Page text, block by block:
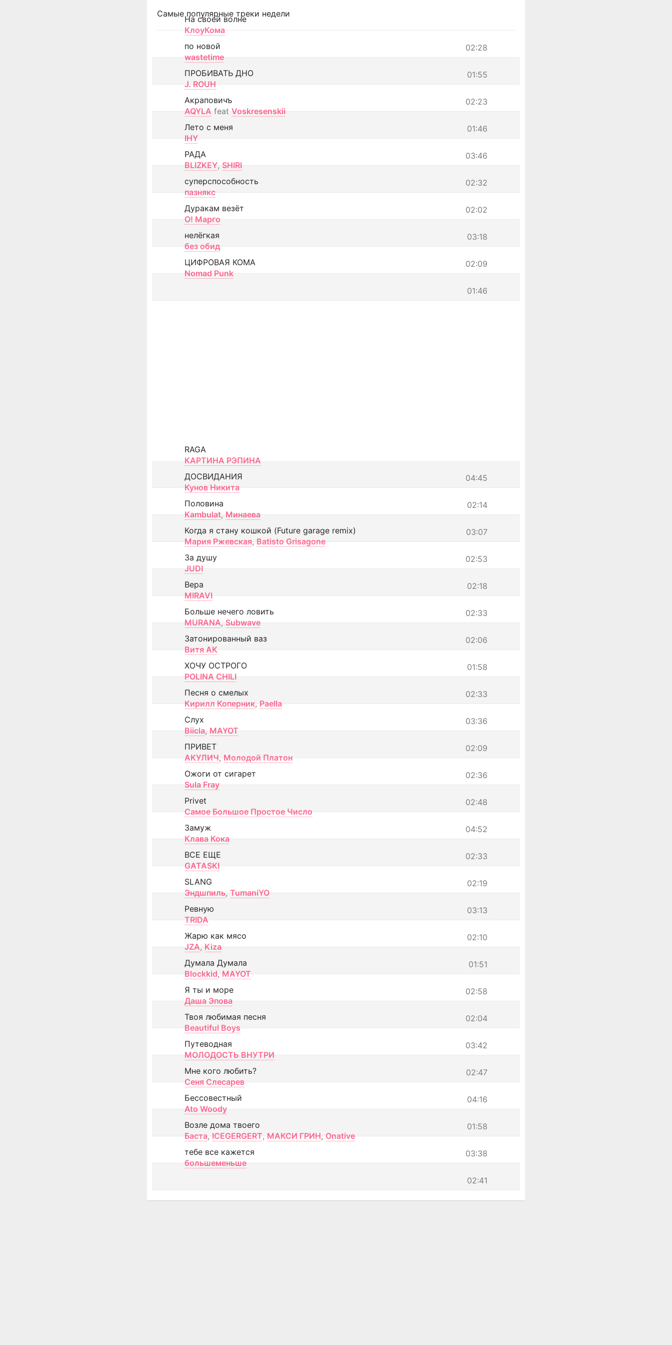
Самые популярные треки недели
На своей волне
КлоуКома
02:28
по новой
wastetime
01:55
ПРОБИВАТЬ ДНО
J. ROUH
02:23
Акраповичъ
AQYLA feat Voskresenskii
01:46
Лето с меня
IHY
03:46
РАДА
BLIZKEY, SHIRI
02:32
суперспособность
пазнякс
02:02
Дуракам везёт
О! Марго
03:18
нелёгкая
без обид
02:09
ЦИФРОВАЯ КОМА
Nomad Punk
01:46
RAGA
КАРТИНА РЭПИНА
04:45
ДОСВИДАНИЯ
Кунов Никита
02:14
Половина
Kambulat, Минаева
03:07
Когда я стану кошкой (Future garage remix)
Мария Ржевская, Batisto Grisagone
02:53
За душу
JUDI
02:18
Вера
MIRAVI
02:33
Больше нечего ловить
MURANA, Subwave
02:06
Затонированный ваз
Витя АК
01:58
ХОЧУ ОСТРОГО
POLINA CHILI
02:33
Песня о смелых
Кирилл Коперник, Paella
03:36
Слух
Biicla, MAYOT
02:09
ПРИВЕТ
АКУЛИЧ, Молодой Платон
02:36
Ожоги от сигарет
Sula Fray
02:48
Privet
Самое Большое Простое Число
04:52
Замуж
Клава Кока
02:33
ВСЕ ЕЩЕ
GATASKI
02:19
SLANG
Эндшпиль, TumaniYO
03:13
Ревную
TRIDA
02:10
Жарю как мясо
JZA, Kiza
01:51
Думала Думала
Blockkid, MAYOT
02:58
Я ты и море
Даша Эпова
02:04
Твоя любимая песня
Beautiful Boys
03:42
Путеводная
МОЛОДОСТЬ ВНУТРИ
02:47
Мне кого любить?
Сеня Слесарев
04:16
Бессовестный
Ato Woody
01:58
Возле дома твоего
Баста, ICEGERGERT, МАКСИ ГРИН, Onative
03:38
тебе все кажется
большеменьше
02:41